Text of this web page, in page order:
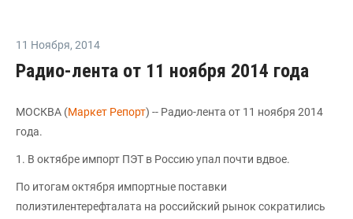
11 Ноября, 2014
Радио-лента от 11 ноября 2014 года
МОСКВА (Маркет Репорт) -- Радио-лента от 11 ноября 2014
года.
1. В октябре импорт ПЭТ в Россию упал почти вдвое.
По итогам октября импортные поставки
полиэтилентерефталата на российский рынок сократились